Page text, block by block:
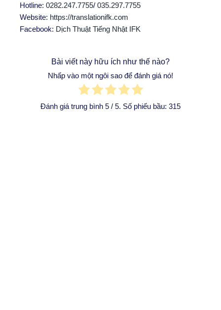
Hotline: 0282.247.7755/ 035.297.7755
Website: https://translationifk.com
Facebook: Dịch Thuật Tiếng Nhật IFK
Bài viết này hữu ích như thế nào?
Nhấp vào một ngôi sao để đánh giá nó!
Đánh giá trung bình 5 / 5. Số phiếu bầu: 315